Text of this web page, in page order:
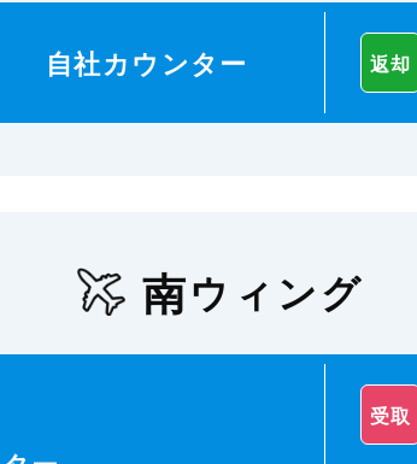
自社カウンター 返却
南ウィング
受取